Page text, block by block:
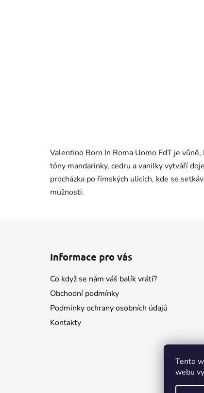
Tento
webu
Valentino Born In Roma Uomo EdT je
tóny mandarinky, cedru a vanilky vytváří
procházka po římských ulicích, kde se
mužnosti.
Informace pro vás
Co když se nám váš balík vrátí?
Obchodní podmínky
Podmínky ochrany osobních údajů
Kontakty